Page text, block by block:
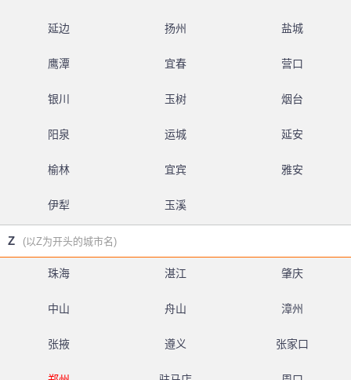
延边 扬州 盐城
鹰潭 宜春 营口
银川 玉树 烟台
阳泉 运城 延安
榆林 宜宾 雅安
伊犁 玉溪
Z (以Z为开头的城市名)
珠海 湛江 肇庆
中山 舟山 漳州
张掖 遵义 张家口